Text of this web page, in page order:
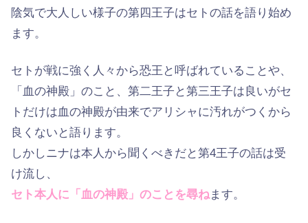
陰気で大人しい様子の第四王子はセトの話を語り始め
ます。
セトが戦に強く人々から恐王と呼ばれていることや、
「血の神殿」のこと、第二王子と第三王子は良いがセ
トだけは血の神殿が由来でアリシャに汚れがつくから
良くないと語ります。
しかしニナは本人から聞くべきだと第4王子の話は受
け流し、
セト本人に「血の神殿」のことを尋ねます。